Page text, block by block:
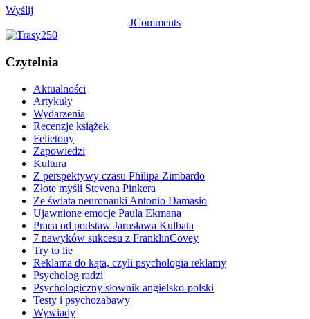
Wyślij
JComments
Czytelnia
Aktualności
Artykuły
Wydarzenia
Recenzje książek
Felietony
Zapowiedzi
Kultura
Z perspektywy czasu Philipa Zimbardo
Złote myśli Stevena Pinkera
Ze świata neuronauki Antonio Damasio
Ujawnione emocje Paula Ekmana
Praca od podstaw Jarosława Kulbata
7 nawyków sukcesu z FranklinCovey
Try to lie
Reklama do kąta, czyli psychologia reklamy
Psycholog radzi
Psychologiczny słownik angielsko-polski
Testy i psychozabawy
Wywiady